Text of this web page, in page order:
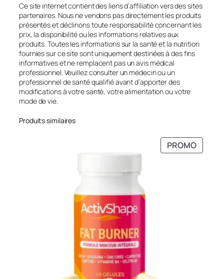
Ce site internet contient des liens d’affiliation vers des sites
partenaires. Nous ne vendons pas directement les produits
présentés et déclinons toute responsabilité concernant les
prix, la disponibilité ou les informations relatives aux
produits. Toutes les informations sur la santé et la nutrition
fournies sur ce site sont uniquement destinées à des fins
informatives et ne remplacent pas un avis médical
professionnel. Veuillez consulter un médecin ou un
professionnel de santé qualifié avant d’apporter des
modifications à votre santé, votre alimentation ou votre
mode de vie.
Produits similaires
PROMO
EN